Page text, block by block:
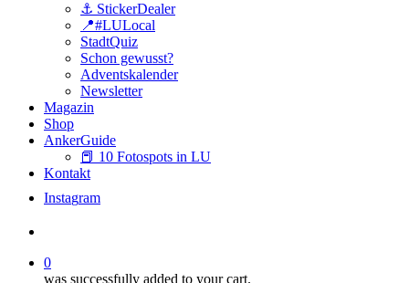
⚓️ StickerDealer
📍#LULocal
StadtQuiz
Schon gewusst?
Adventskalender
Newsletter
Magazin
Shop
AnkerGuide
📕 10 Fotospots in LU
Kontakt
Instagram
0
was successfully added to your cart.